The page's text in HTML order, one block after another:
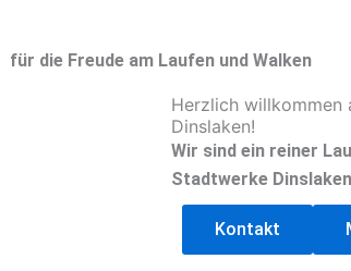
für die Freude am Laufen und Walken
Herzlich willkommen
Dinslaken!
Wir sind ein reiner
Stadtwerke
Kontakt